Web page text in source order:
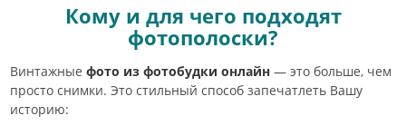
Кому и для чего подходят
фотополоски?
Винтажные фото из фотобудки онлайн — это больше, чем
просто снимки. Это стильный способ запечатлеть Вашу
историю: